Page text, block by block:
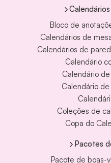
Bloco de
Calendários de
Calendários de
Calendário
Calendário
Calendário
Coleções de
Copa do
Pacotes
Pacote de boas-